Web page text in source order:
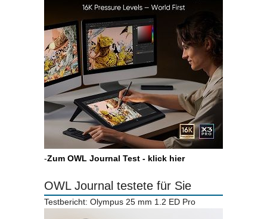
-Zum OWL Journal Test - klick hier
OWL Journal testete für Sie
Testbericht: Olympus 25 mm 1.2 ED Pro